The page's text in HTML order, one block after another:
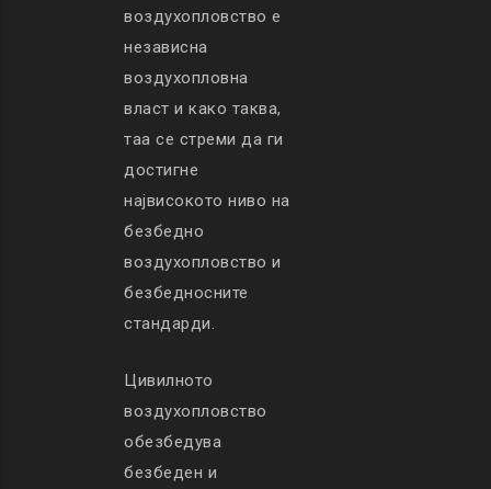
воздухопловство е
независна
воздухопловна
власт и како таква,
таа се стреми да ги
достигне
највисокото ниво на
безбедно
воздухопловство и
безбедносните
стандарди.
Цивилното
воздухопловство
обезбедува
безбеден и